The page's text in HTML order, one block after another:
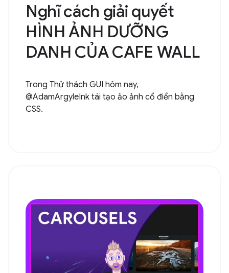
Nghĩ cách giải quyết
HÌNH ẢNH DƯỠNG
DANH CỦA CAFE WALL
Trong Thử thách GUI hôm nay,
@AdamArgyleInk tái tạo ảo ảnh cổ điển bằng
CSS.